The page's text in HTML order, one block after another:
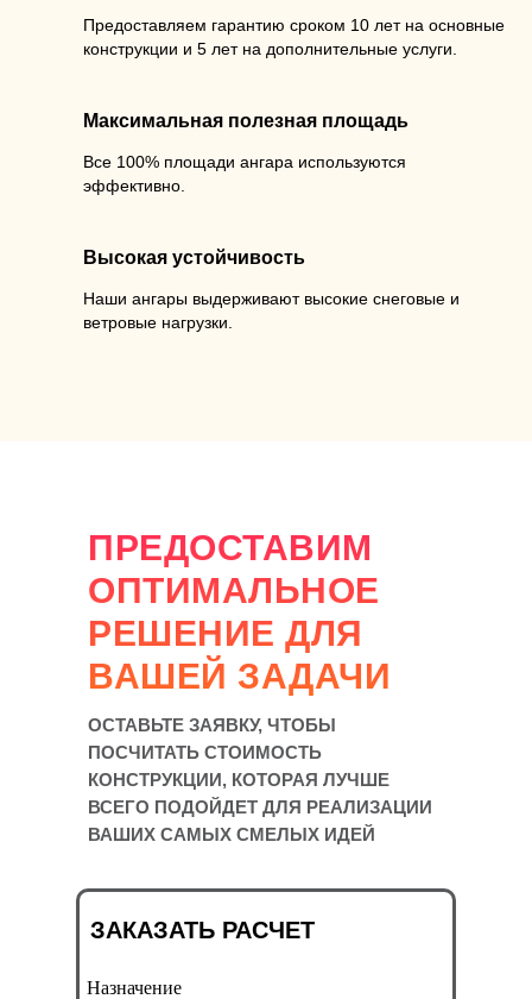
Предоставляем гарантию сроком 10 лет на основные
конструкции и 5 лет на дополнительные услуги.
Максимальная полезная площадь
Все 100% площади ангара используются
эффективно.
Высокая устойчивость
Наши ангары выдерживают высокие снеговые и
ветровые нагрузки.
Назначение
ЗАКАЗАТЬ РАСЧЕТ
ПРЕДОСТАВИМ
ОПТИМАЛЬНОЕ
РЕШЕНИЕ ДЛЯ
ВАШЕЙ ЗАДАЧИ
ОСТАВЬТЕ ЗАЯВКУ, ЧТОБЫ
ПОСЧИТАТЬ СТОИМОСТЬ
КОНСТРУКЦИИ, КОТОРАЯ ЛУЧШЕ
ВСЕГО ПОДОЙДЕТ ДЛЯ РЕАЛИЗАЦИИ
ВАШИХ САМЫХ СМЕЛЫХ ИДЕЙ